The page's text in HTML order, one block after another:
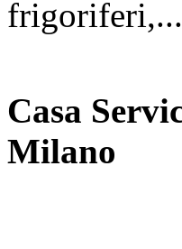
frigoriferi,...
Casa
Milano